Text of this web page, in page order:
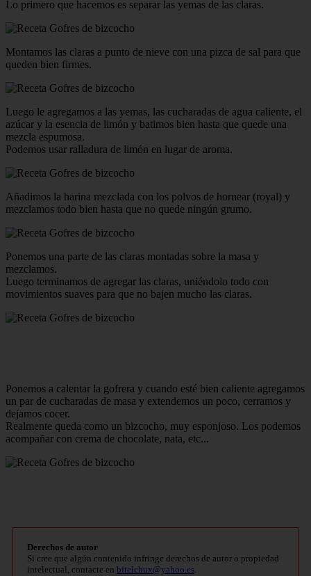
Lo primero que hacemos es separar las yemas de las claras.
Montamos las claras a punto de nieve con una pizca de sal para que
queden bien firmes.
Luego le agregamos a las yemas, las cucharadas de agua caliente, el
azúcar y la esencia de limón y batimos bien hasta que quede una
mezcla espumosa.
Podemos usar ralladura de limón en lugar de aroma.
Añadimos la harina mezclada con los polvos de hornear (royal) y
mezclamos todo bien hasta que no quede ningún grumo.
Ponemos una parte de las claras montadas sobre la masa y
mezclamos.
Luego terminamos de agregar las claras, uniéndolo todo con
movimientos suaves para que no bajen mucho las claras.
Ponemos a calentar la gofrera y cuando esté bien caliente agregamos
un par de cucharadas de masa y extendemos un poco, cerramos y
dejamos cocer.
Realmente queda como un bizcocho, muy esponjoso. Los podemos
acompañar con crema de chocolate, nata, etc...
Derechos de autor
Si cree que algún contenido infringe derechos de autor o propiedad
intelectual, contacte en bitelchux@yahoo.es.